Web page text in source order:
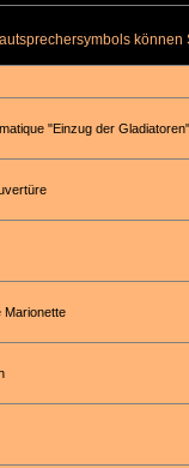
"Einzug der Gladiatoren"
Marionette